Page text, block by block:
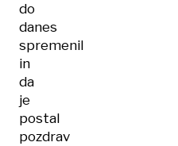
do
danes
spremenil
in
da
je
postal
pozdrav